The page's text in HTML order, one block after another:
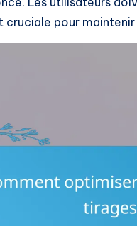
cruciale pour